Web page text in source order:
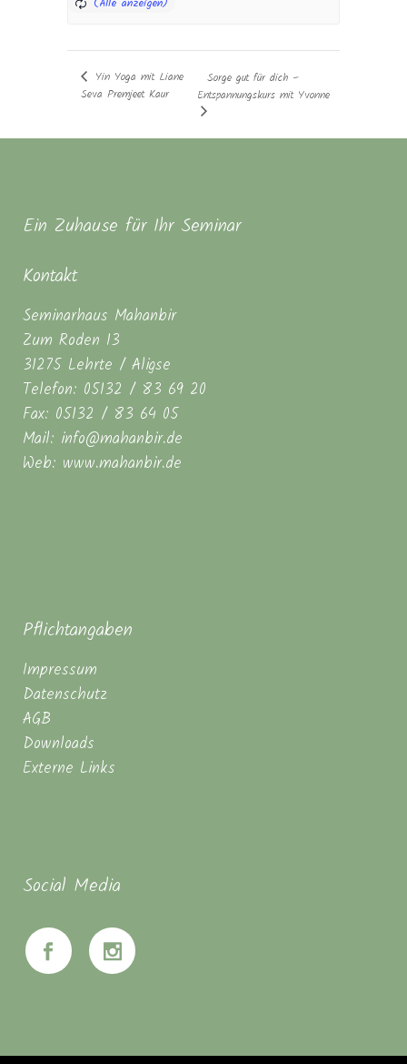
Yin Yoga mit Liane
Seva Premjeet Kaur
Sorge gut für dich –
Entspannungskurs mit Yvonne
Ein Zuhause für Ihr Seminar
Kontakt
Seminarhaus Mahanbir
Zum Roden 13
31275 Lehrte / Aligse
Telefon: 05132 / 83 69 20
Fax: 05132 / 83 64 05
Mail: info@mahanbir.de
Web: www.mahanbir.de
Pflichtangaben
Impressum
Datenschutz
AGB
Downloads
Externe Links
Social Media